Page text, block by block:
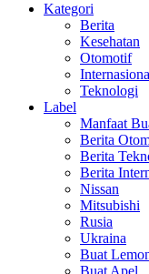
Kategori
Berita
Kesehatan
Otomotif
Teknologi
Label
Manfaat
Berita
Berita
Berita
Nissan
Mitsubishi
Rusia
Ukraina
Buat